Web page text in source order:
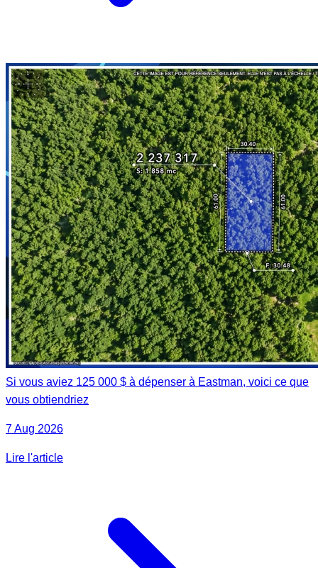
Si vous aviez 125 000 $ à dépenser à Eastman, voici ce que
vous obtiendriez
7 Aug 2026
Lire l'article